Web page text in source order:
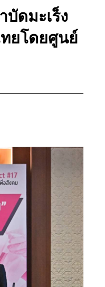
ดมะเร็ง
ทยโดยศูนย์